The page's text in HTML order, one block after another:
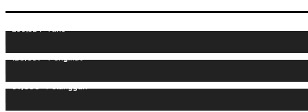
255,324 Fans
128,657 Pengikut
97,058 Pelanggan